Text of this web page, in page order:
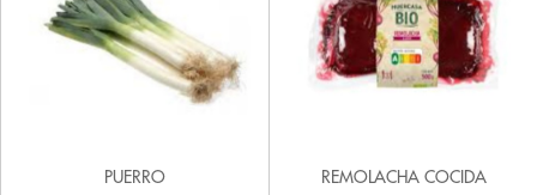
PUERRO REMOLACHA COCIDA